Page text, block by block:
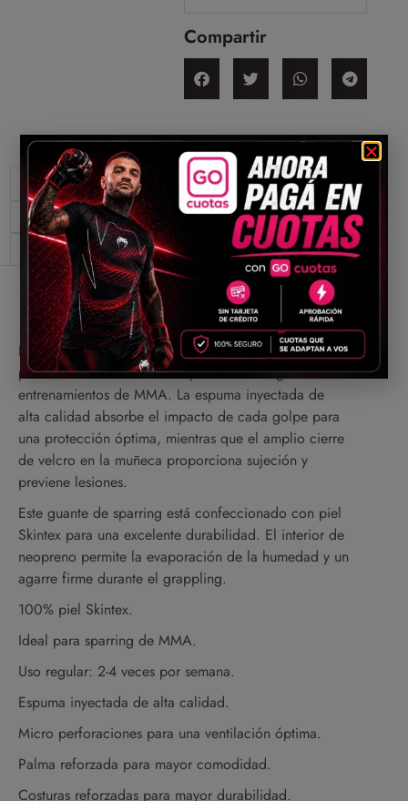
Compartir
Descripción
Información adicional
Valoraciones (0)
Descripción
Los guantes de sparring Venum Impact Evo Escamas
para MMA están diseñados para su uso regular en
entrenamientos de MMA. La espuma inyectada de
alta calidad absorbe el impacto de cada golpe para
una protección óptima, mientras que el amplio cierre
de velcro en la muñeca proporciona sujeción y
previene lesiones.
Este guante de sparring está confeccionado con piel
Skintex para una excelente durabilidad. El interior de
neopreno permite la evaporación de la humedad y un
agarre firme durante el grappling.
100% piel Skintex.
Ideal para sparring de MMA.
Uso regular: 2-4 veces por semana.
Espuma inyectada de alta calidad.
Micro perforaciones para una ventilación óptima.
Palma reforzada para mayor comodidad.
Costuras reforzadas para mayor durabilidad.